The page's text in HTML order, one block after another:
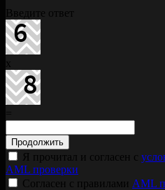
Введите ответ
x
Я прочитал и согласен с
AML проверки
Согласен с правилами AML